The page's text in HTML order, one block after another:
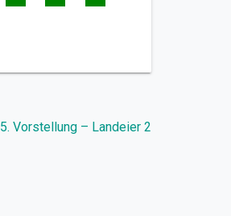
5. Vorstellung – Landeier 2